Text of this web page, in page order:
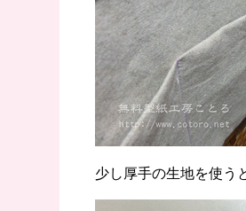
少し厚手の生地を使う